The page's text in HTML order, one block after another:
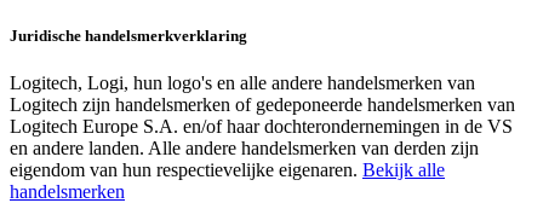
Juridische handelsmerkverklaring
Logitech, Logi, hun logo's en alle andere handelsmerken van
Logitech zijn handelsmerken of gedeponeerde handelsmerken van
Logitech Europe S.A. en/of haar dochterondernemingen in de VS
en andere landen. Alle andere handelsmerken van derden zijn
eigendom van hun respectievelijke eigenaren. Bekijk alle
handelsmerken